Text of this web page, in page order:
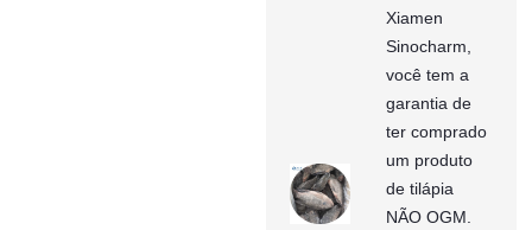
Xiamen
Sinocharm,
você tem a
garantia de
ter comprado
um produto
de tilápia
NÃO OGM.